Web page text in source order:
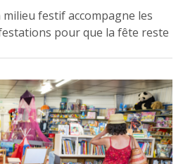
festif accompagne les
pour que la fête reste